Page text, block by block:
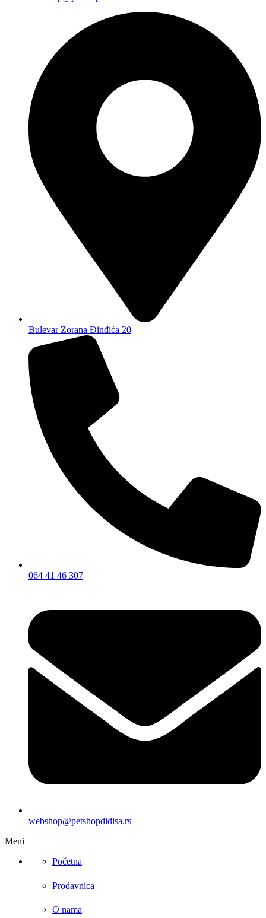
Bulevar Zorana Đinđića 20
064 41 46 307
webshop@petshopdidisa.rs
Meni
Početna
Prodavnica
O nama